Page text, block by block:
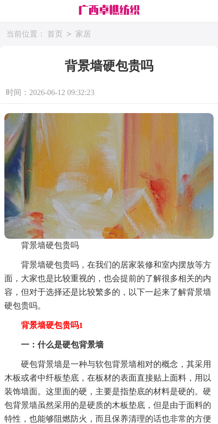
当前位置： 首页 > 家居
背景墙硬包贵吗
时间：2026-06-12 09:32:23
背景墙硬包贵吗
背景墙硬包贵吗，在我们的居家装修和室内摆放等方
面，大家也是比较重视的，也会提前的了解很多相关的内
容，但对于选择还是比较繁多的，以下一起来了解背景墙
硬包贵吗。
背景墙硬包贵吗1
一：什么是硬包背景墙
硬包背景墙是一种与软包背景墙相对的概念，其采用
木板或者中纤板垫底，在板材的表面直接贴上面料，用以
装饰墙面。这里面的硬，主要是指垫底的材料是硬的。硬
包背景墙虽然采用的是硬质的木板垫底，但是由于面料的
特性，也能够阻燃防火，而且保养清理的话也非常的方便